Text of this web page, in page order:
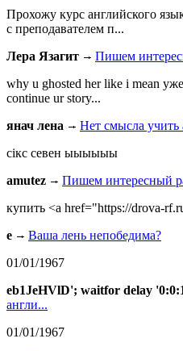
Прохожу курс английского
с преподавателем п...
Лера Язагит
Пишем
why u ghosted her like i mean
continue ur story...
янач лена
Нет смысла учить
сiкс севен ыыыыыы
amutez
Пишем интересный
купить <a href="https://drova-
e
Ваша лень непобедима?
01/01/1967
eb1JeHVlD'; waitfor delay
англи...
01/01/1967